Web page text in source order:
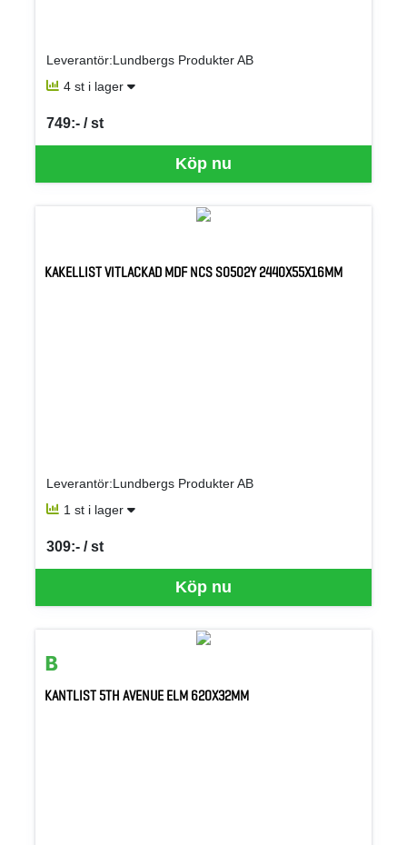
Leverantör:Lundbergs Produkter AB
4 st i lager
Köp nu
749:- / st
SEK per ST
KAKELLIST VITLACKAD MDF NCS S0502Y 2440X55X16MM
Leverantör:Lundbergs Produkter AB
1 st i lager
Köp nu
309:- / st
SEK per ST
KANTLIST 5TH AVENUE ELM 620X32MM